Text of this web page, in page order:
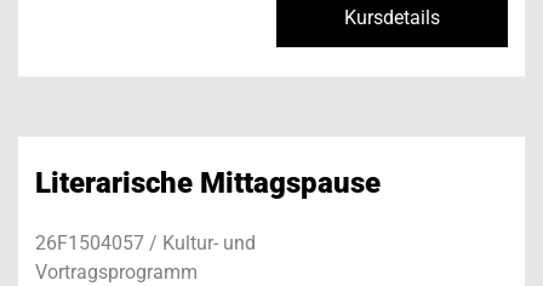
Kursdetails
Literarische Mittagspause
26F1504057 / Kultur- und
Vortragsprogramm